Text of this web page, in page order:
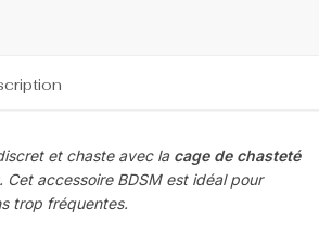
et chaste avec la cage de chasteté
. Cet accessoire BDSM est idéal pour
trop fréquentes.